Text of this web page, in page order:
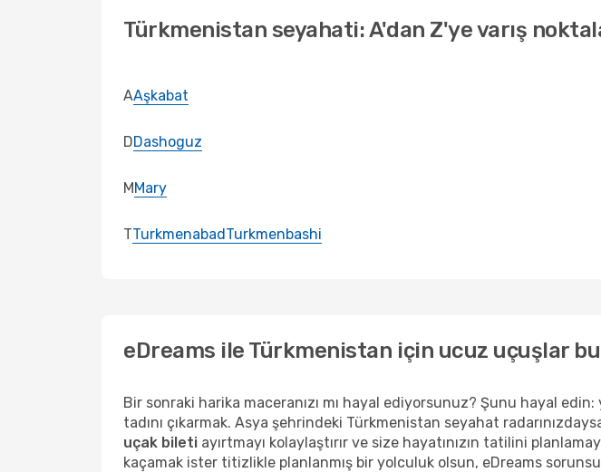
Türkmenistan seyahati: A'dan Z'ye varış
AAşkabat
DDashoguz
MMary
TTurkmenabadTurkmenbashi
eDreams ile Türkmenistan için ucuz uçuşlar
Bir sonraki harika maceranızı mı hayal ediyorsunuz? Şunu hayal
tadını çıkarmak. Asya şehrindeki Türkmenistan seyahat
uçak bileti ayırtmayı kolaylaştırır ve size hayatınızın tatilini
kaçamak ister titizlikle planlanmış bir yolculuk olsun, eDreams